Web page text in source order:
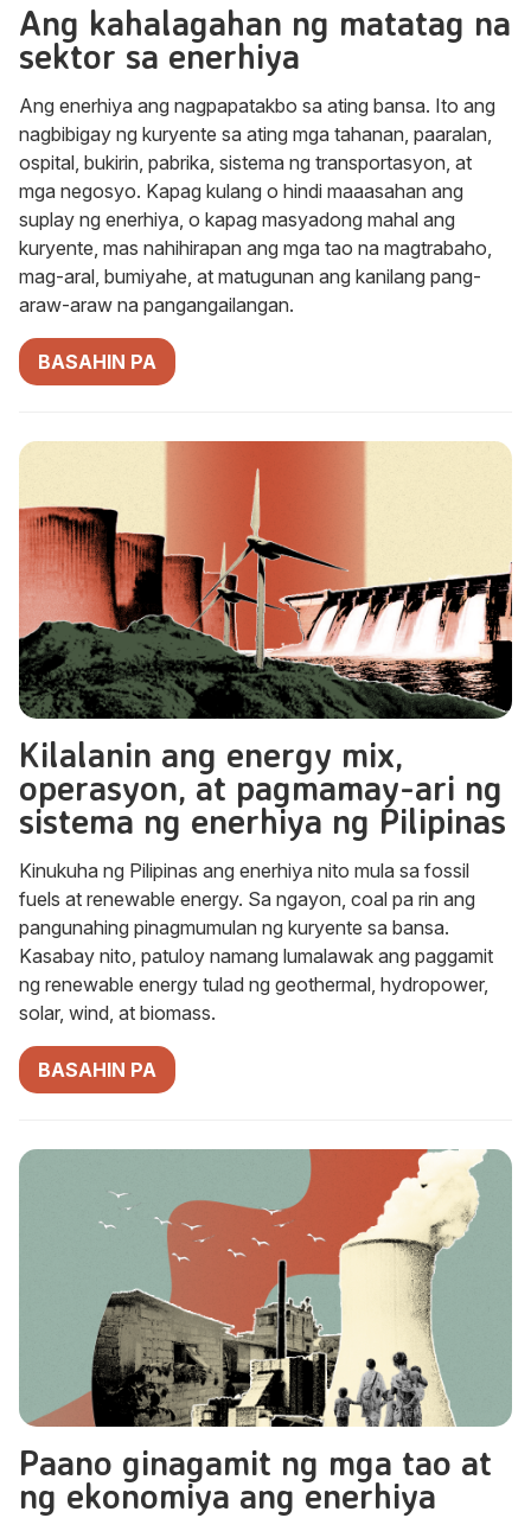
Ang kahalagahan ng matatag na
sektor sa enerhiya
Ang enerhiya ang nagpapatakbo sa ating bansa. Ito ang
nagbibigay ng kuryente sa ating mga tahanan, paaralan,
ospital, bukirin, pabrika, sistema ng transportasyon, at
mga negosyo. Kapag kulang o hindi maaasahan ang
suplay ng enerhiya, o kapag masyadong mahal ang
kuryente, mas nahihirapan ang mga tao na magtrabaho,
mag-aral, bumiyahe, at matugunan ang kanilang pang-
araw-araw na pangangailangan.
BASAHIN PA
Kilalanin ang energy mix,
operasyon, at pagmamay-ari ng
sistema ng enerhiya ng Pilipinas
Kinukuha ng Pilipinas ang enerhiya nito mula sa fossil
fuels at renewable energy. Sa ngayon, coal pa rin ang
pangunahing pinagmumulan ng kuryente sa bansa.
Kasabay nito, patuloy namang lumalawak ang paggamit
ng renewable energy tulad ng geothermal, hydropower,
solar, wind, at biomass.
BASAHIN PA
Paano ginagamit ng mga tao at
ng ekonomiya ang enerhiya